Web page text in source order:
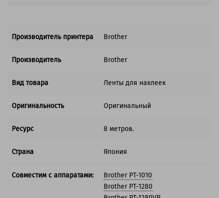
Производитель принтера Brother
Производитель Brother
Вид товара Ленты для наклеек
Оригинальность Оригинальный
Ресурс 8 метров.
Страна Япония
Совместим с аппаратами:
Brother PT-1010
Brother PT-1280